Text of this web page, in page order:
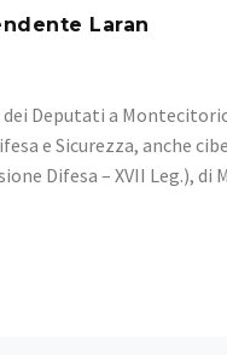
Laran
dei Deputati a
e Sicurezza, anche
Difesa – XVII Leg.),